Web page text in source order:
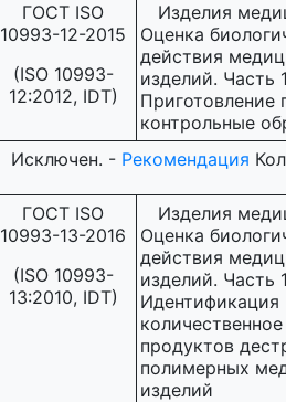
ГОСТ ISO
10993-12-2015
(ISO 10993-
12:2012, IDT)
Изделия
Оценка
действия
изделий. Часть
Приготовление
контрольные
Исключен. - Рекомендация
ГОСТ ISO
10993-13-2016
(ISO 10993-
13:2010, IDT)
Изделия
Оценка
действия
изделий. Часть
Идентификация
продуктов
полимерных
изделий